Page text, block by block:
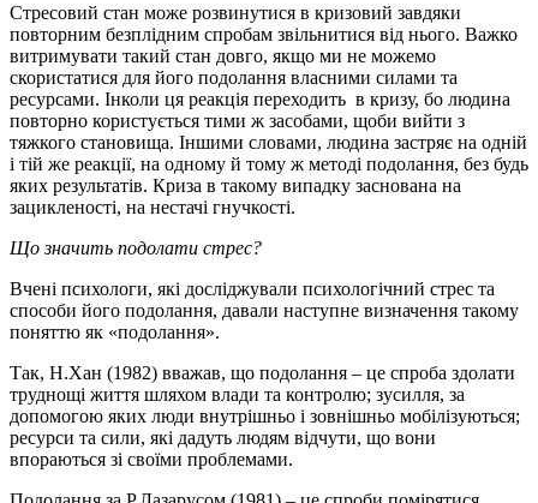
Стресовий стан може розвинутися в кризовий завдяки
повторним безплідним спробам звільнитися від нього. Важко
витримувати такий стан довго, якщо ми не можемо
скористатися для його подолання власними силами та
ресурсами. Інколи ця реакція переходить в кризу, бо людина
повторно користується тими ж засобами, щоби вийти з
тяжкого становища. Іншими словами, людина застряє на одній
і тій же реакції, на одному й тому ж методі подолання, без будь
яких результатів. Криза в такому випадку заснована на
зацикленості, на нестачі гнучкості.
Що значить подолати стрес?
Вчені психологи, які досліджували психологічний стрес та
способи його подолання, давали наступне визначення такому
поняттю як «подолання».
Так, Н.Хан (1982) вважав, що подолання – це спроба здолати
труднощі життя шляхом влади та контролю; зусилля, за
допомогою яких люди внутрішньо і зовнішньо мобілізуються;
ресурси та сили, які дадуть людям відчути, що вони
впораються зі своїми проблемами.